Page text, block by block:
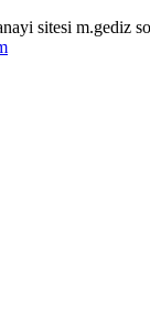
sitesi m.gediz